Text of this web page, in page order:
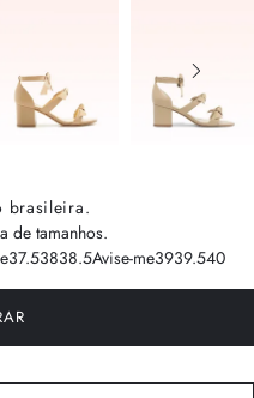
brasileira.
de tamanhos.
37.53838.5Avise-me3939.540